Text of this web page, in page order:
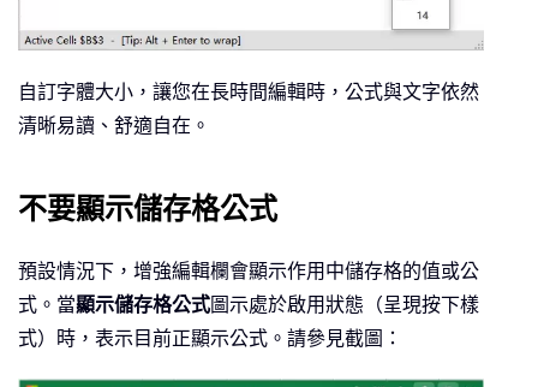
自訂字體大小，讓您在長時間編輯時，公式與文字依然
清晰易讀、舒適自在。
不要顯示儲存格公式
預設情況下，增強編輯欄會顯示作用中儲存格的值或公
式。當顯示儲存格公式圖示處於啟用狀態（呈現按下樣
式）時，表示目前正顯示公式。請參見截圖：